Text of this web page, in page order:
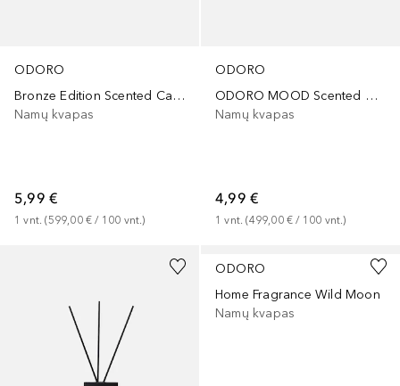
ODORO
Bronze Edition Scented Card Dark Charms
Namų kvapas
5,99 €
1 vnt. (599,00 € / 100 vnt.)
ODORO
ODORO MOOD Scented Card Champagne House
Namų kvapas
4,99 €
1 vnt. (499,00 € / 100 vnt.)
ODORO
Home Fragrance Wild Moon
Namų kvapas